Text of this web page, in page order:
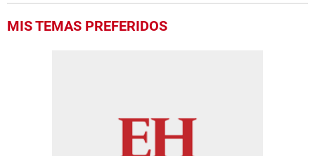
MIS TEMAS PREFERIDOS